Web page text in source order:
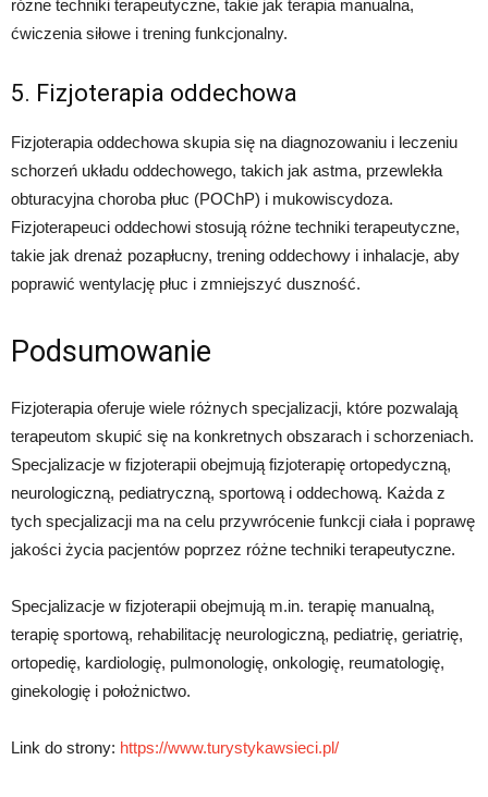
różne techniki terapeutyczne, takie jak terapia manualna,
ćwiczenia siłowe i trening funkcjonalny.
5. Fizjoterapia oddechowa
Fizjoterapia oddechowa skupia się na diagnozowaniu i leczeniu
schorzeń układu oddechowego, takich jak astma, przewlekła
obturacyjna choroba płuc (POChP) i mukowiscydoza.
Fizjoterapeuci oddechowi stosują różne techniki terapeutyczne,
takie jak drenaż pozapłucny, trening oddechowy i inhalacje, aby
poprawić wentylację płuc i zmniejszyć duszność.
Podsumowanie
Fizjoterapia oferuje wiele różnych specjalizacji, które pozwalają
terapeutom skupić się na konkretnych obszarach i schorzeniach.
Specjalizacje w fizjoterapii obejmują fizjoterapię ortopedyczną,
neurologiczną, pediatryczną, sportową i oddechową. Każda z
tych specjalizacji ma na celu przywrócenie funkcji ciała i poprawę
jakości życia pacjentów poprzez różne techniki terapeutyczne.
Specjalizacje w fizjoterapii obejmują m.in. terapię manualną,
terapię sportową, rehabilitację neurologiczną, pediatrię, geriatrię,
ortopedię, kardiologię, pulmonologię, onkologię, reumatologię,
ginekologię i położnictwo.
Link do strony: https://www.turystykawsieci.pl/